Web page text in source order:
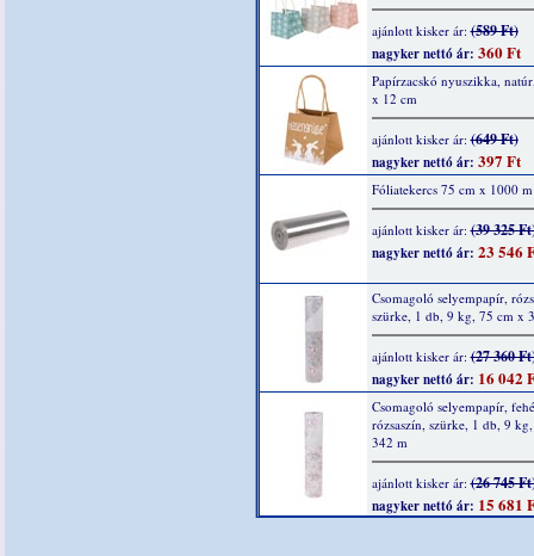
ajánlott kisker ár:(589 Ft)
nagyker nettó ár: 360 Ft
Papírzacskó nyuszikka,
x 12 cm
ajánlott kisker ár:(649 Ft)
nagyker nettó ár: 397 Ft
Fóliatekercs 75 cm x 1000 m
ajánlott kisker ár:(39 325
nagyker nettó ár: 23 546
Csomagoló selyempapír,
szürke, 1 db, 9 kg, 75 cm x
ajánlott kisker ár:(27 360
nagyker nettó ár: 16 042
Csomagoló selyempapír,
rózsaszín, szürke, 1 db, 9
342 m
ajánlott kisker ár:(26 745
nagyker nettó ár: 15 681